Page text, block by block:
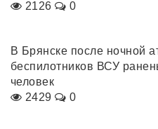
2126
0
В Брянске после ночной
беспилотников ВСУ
человек
2429
0